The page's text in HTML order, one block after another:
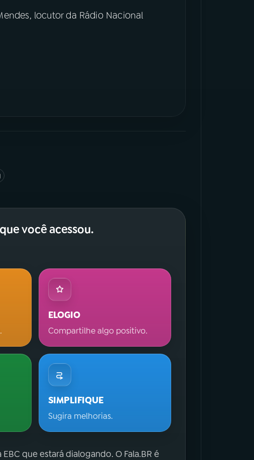
locutor da Rádio Nacional
você acessou.
ELOGIO
Compartilhe algo positivo.
SIMPLIFIQUE
Sugira melhorias.
que estará dialogando. O Fala.BR é